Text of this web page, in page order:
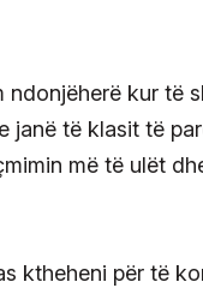
kur të
të klasit të
më të ulët
ktheheni për të